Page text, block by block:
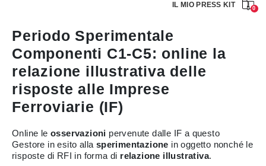
IL MIO PRESS KIT 0
Periodo Sperimentale
Componenti C1-C5: online la
relazione illustrativa delle
risposte alle Imprese
Ferroviarie (IF)
Online le osservazioni pervenute dalle IF a questo
Gestore in esito alla sperimentazione in oggetto nonché le
risposte di RFI in forma di relazione illustrativa.